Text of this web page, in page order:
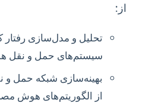
از:
تحلیل و مدل‌سازی رفتار
سیستم‌های حمل و نقل
بهینه‌سازی شبکه حمل و
از الگوریتم‌های هوش